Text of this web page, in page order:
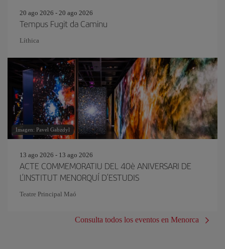
20 ago 2026 - 20 ago 2026
Tempus Fugit da Caminu
Líthica
Imagen: Pavel Gabzdyl
13 ago 2026 - 13 ago 2026
ACTE COMMEMORATIU DEL 40è ANIVERSARI DE
L’INSTITUT MENORQUÍ D’ESTUDIS
Teatre Principal Maó
Consulta todos los eventos en Menorca